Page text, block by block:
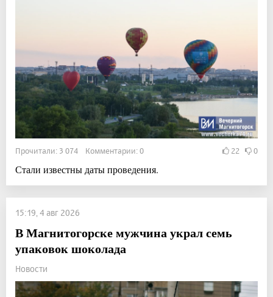
Прочитали: 3 074 Комментарии: 0 22 0
Стали известны даты проведения.
15:19, 4 авг 2026
В Магнитогорске мужчина украл семь
упаковок шоколада
Новости